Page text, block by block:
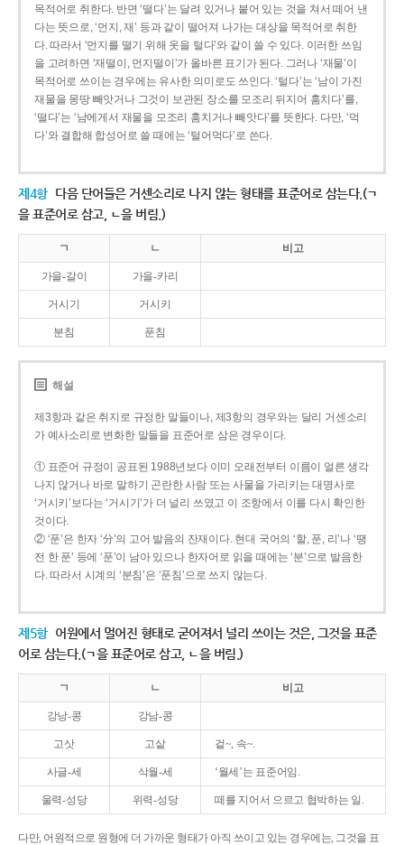
목적어로 취한다. 반면 ‘떨다’는 달려 있거나 붙어 있는 것을 쳐서 떼어 낸
다는 뜻으로, ‘먼지, 재’ 등과 같이 떨어져 나가는 대상을 목적어로 취한
다. 따라서 ‘먼지를 떨기 위해 옷을 털다’와 같이 쓸 수 있다. 이러한 쓰임
을 고려하면 ‘재떨이, 먼지떨이’가 올바른 표기가 된다. 그러나 ‘재물’이
목적어로 쓰이는 경우에는 유사한 의미로도 쓰인다. ‘털다’는 ‘남이 가진
재물을 몽땅 빼앗거나 그것이 보관된 장소를 모조리 뒤지어 훔치다’를,
‘떨다’는 ‘남에게서 재물을 모조리 훔치거나 빼앗다’를 뜻한다. 다만, ‘먹
다’와 결합해 합성어로 쓸 때에는 ‘털어먹다’로 쓴다.
제4항 다음 단어들은 거센소리로 나지 않는 형태를 표준어로 삼는다.(ㄱ
을 표준어로 삼고, ㄴ을 버림.)
ㄱ ㄴ 비고
가을-갈이 가을-카리
거시기 거시키
분침 푼침
해설
제3항과 같은 취지로 규정한 말들이나, 제3항의 경우와는 달리 거센소리
가 예사소리로 변화한 말들을 표준어로 삼은 경우이다.
① 표준어 규정이 공표된 1988년보다 이미 오래전부터 이름이 얼른 생각
나지 않거나 바로 말하기 곤란한 사람 또는 사물을 가리키는 대명사로
‘거시키’보다는 ‘거시기’가 더 널리 쓰였고 이 조항에서 이를 다시 확인한
것이다.
② ‘푼’은 한자 ‘分’의 고어 발음의 잔재이다. 현대 국어의 ‘할, 푼, 리’나 ‘땡
전 한 푼’ 등에 ‘푼’이 남아 있으나 한자어로 읽을 때에는 ‘분’으로 발음한
다. 따라서 시계의 ‘분침’은 ‘푼침’으로 쓰지 않는다.
제5항 어원에서 멀어진 형태로 굳어져서 널리 쓰이는 것은, 그것을 표준
어로 삼는다.(ㄱ을 표준어로 삼고, ㄴ을 버림.)
ㄱ ㄴ 비고
강낭-콩 강남-콩
고삿 고샅 겉~, 속~.
사글-세 삭월-세 ‘월세’는 표준어임.
울력-성당 위력-성당 떼를 지어서 으르고 협박하는 일.
다만, 어원적으로 원형에 더 가까운 형태가 아직 쓰이고 있는 경우에는, 그것을 표